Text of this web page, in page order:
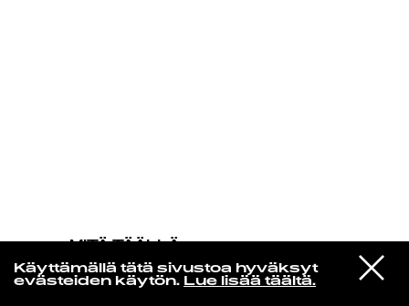
Käyttämällä tätä sivustoa hyväksyt
evästeiden käytön. Lue lisää täältä.
VIESTI
STUDIOON
MITÄ TÄÄLLÄ
The Smile
Wall Of Eyes